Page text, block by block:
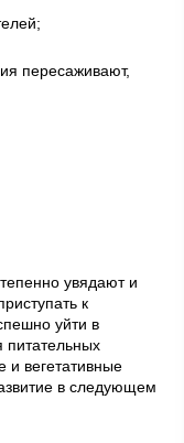
пересаживают,
увядают и
к
уйти в
питательных
и вегетативные
в следующем